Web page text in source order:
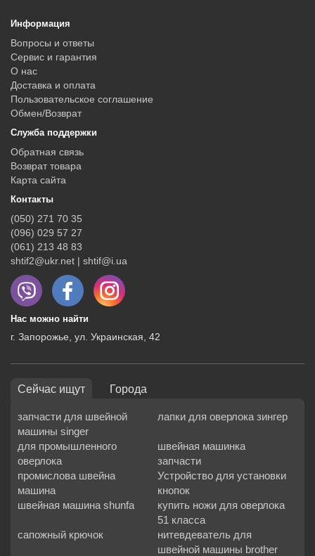
Информация
Вопросы и ответы
Сервис и гарантия
О нас
Доставка и оплата
Пользовательское соглашение
Обмен/Возврат
Служба поддержки
Обратная связь
Возврат товара
Карта сайта
Контакты
(050) 271 70 35
(096) 029 57 27
(061) 213 48 83
shtif2@ukr.net | shtif@i.ua
Нас можно найти
г. Запорожье, ул. Украинская, 42
Сейчас ищут Города
запчасти для швейной
машины singer
лапки для оверлока зингер
для промышленного
оверлока
швейная машинка
запчасти
промислова швейна
машина
Устройство для установки
кнопок
швейная машина shunfa
купить ножи для оверлока
51 класса
сапожный крючок
нитевдеватель для
швейной машины brother